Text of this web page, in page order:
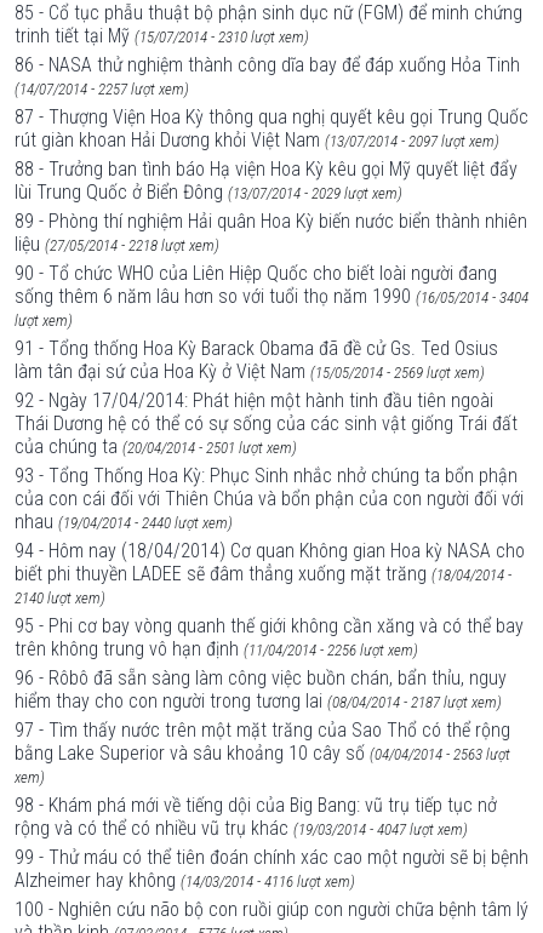
85 - Cổ tục phẫu thuật bộ phận sinh dục nữ (FGM) để minh chứng
trinh tiết tại Mỹ (15/07/2014 - 2310 lượt xem)
86 - NASA thử nghiệm thành công dĩa bay để đáp xuống Hỏa Tinh
(14/07/2014 - 2257 lượt xem)
87 - Thượng Viện Hoa Kỳ thông qua nghị quyết kêu gọi Trung Quốc
rút giàn khoan Hải Dương khỏi Việt Nam (13/07/2014 - 2097 lượt xem)
88 - Trưởng ban tình báo Hạ viện Hoa Kỳ kêu gọi Mỹ quyết liệt đẩy
lùi Trung Quốc ở Biển Đông (13/07/2014 - 2029 lượt xem)
89 - Phòng thí nghiệm Hải quân Hoa Kỳ biến nước biển thành nhiên
liệu (27/05/2014 - 2218 lượt xem)
90 - Tổ chức WHO của Liên Hiệp Quốc cho biết loài người đang
sống thêm 6 năm lâu hơn so với tuổi thọ năm 1990 (16/05/2014 - 3404
lượt xem)
91 - Tổng thống Hoa Kỳ Barack Obama đã đề cử Gs. Ted Osius
làm tân đại sứ của Hoa Kỳ ở Việt Nam (15/05/2014 - 2569 lượt xem)
92 - Ngày 17/04/2014: Phát hiện một hành tinh đầu tiên ngoài
Thái Dương hệ có thể có sự sống của các sinh vật giống Trái đất
của chúng ta (20/04/2014 - 2501 lượt xem)
93 - Tổng Thống Hoa Kỳ: Phục Sinh nhắc nhở chúng ta bổn phận
của con cái đối với Thiên Chúa và bổn phận của con người đối với
nhau (19/04/2014 - 2440 lượt xem)
94 - Hôm nay (18/04/2014) Cơ quan Không gian Hoa kỳ NASA cho
biết phi thuyền LADEE sẽ đâm thẳng xuống mặt trăng (18/04/2014 -
2140 lượt xem)
95 - Phi cơ bay vòng quanh thế giới không cần xăng và có thể bay
trên không trung vô hạn định (11/04/2014 - 2256 lượt xem)
96 - Rôbô đã sẵn sàng làm công việc buồn chán, bẩn thỉu, nguy
hiểm thay cho con người trong tương lai (08/04/2014 - 2187 lượt xem)
97 - Tìm thấy nước trên một mặt trăng của Sao Thổ có thể rộng
bằng Lake Superior và sâu khoảng 10 cây số (04/04/2014 - 2563 lượt
xem)
98 - Khám phá mới về tiếng dội của Big Bang: vũ trụ tiếp tục nở
rộng và có thể có nhiều vũ trụ khác (19/03/2014 - 4047 lượt xem)
99 - Thử máu có thể tiên đoán chính xác cao một người sẽ bị bệnh
Alzheimer hay không (14/03/2014 - 4116 lượt xem)
100 - Nghiên cứu não bộ con ruồi giúp con người chữa bệnh tâm lý